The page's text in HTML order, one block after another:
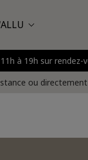
Presse
- BillancourtChanel
à distance
à 19h sur rendez-
ou